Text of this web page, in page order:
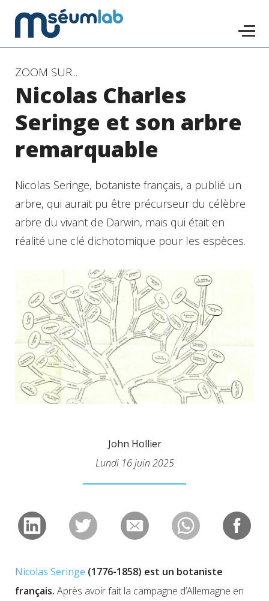
Accéder
au
principal
ZOOM SUR...
Nicolas Charles
Seringe et son arbre
remarquable
Nicolas Seringe, botaniste français, a publié un
arbre, qui aurait pu être précurseur du célèbre
arbre du vivant de Darwin, mais qui était en
réalité une clé dichotomique pour les espèces.
John Hollier
Lundi 16 juin 2025
Nicolas Seringe (1776-1858) est un botaniste
français. Après avoir fait la campagne d’Allemagne en